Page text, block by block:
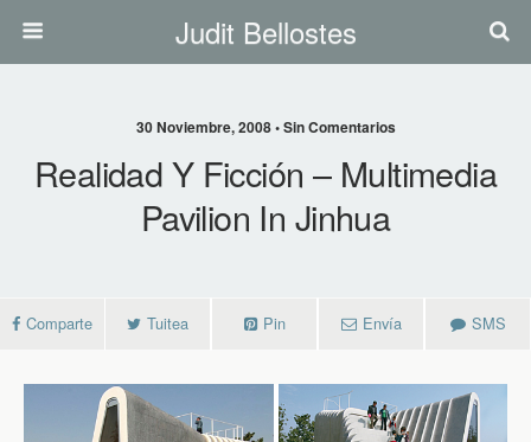
Judit Bellostes
30 Noviembre, 2008 • Sin Comentarios
Realidad Y Ficción – Multimedia
Pavilion In Jinhua
Comparte Tuitea Pin Envía SMS